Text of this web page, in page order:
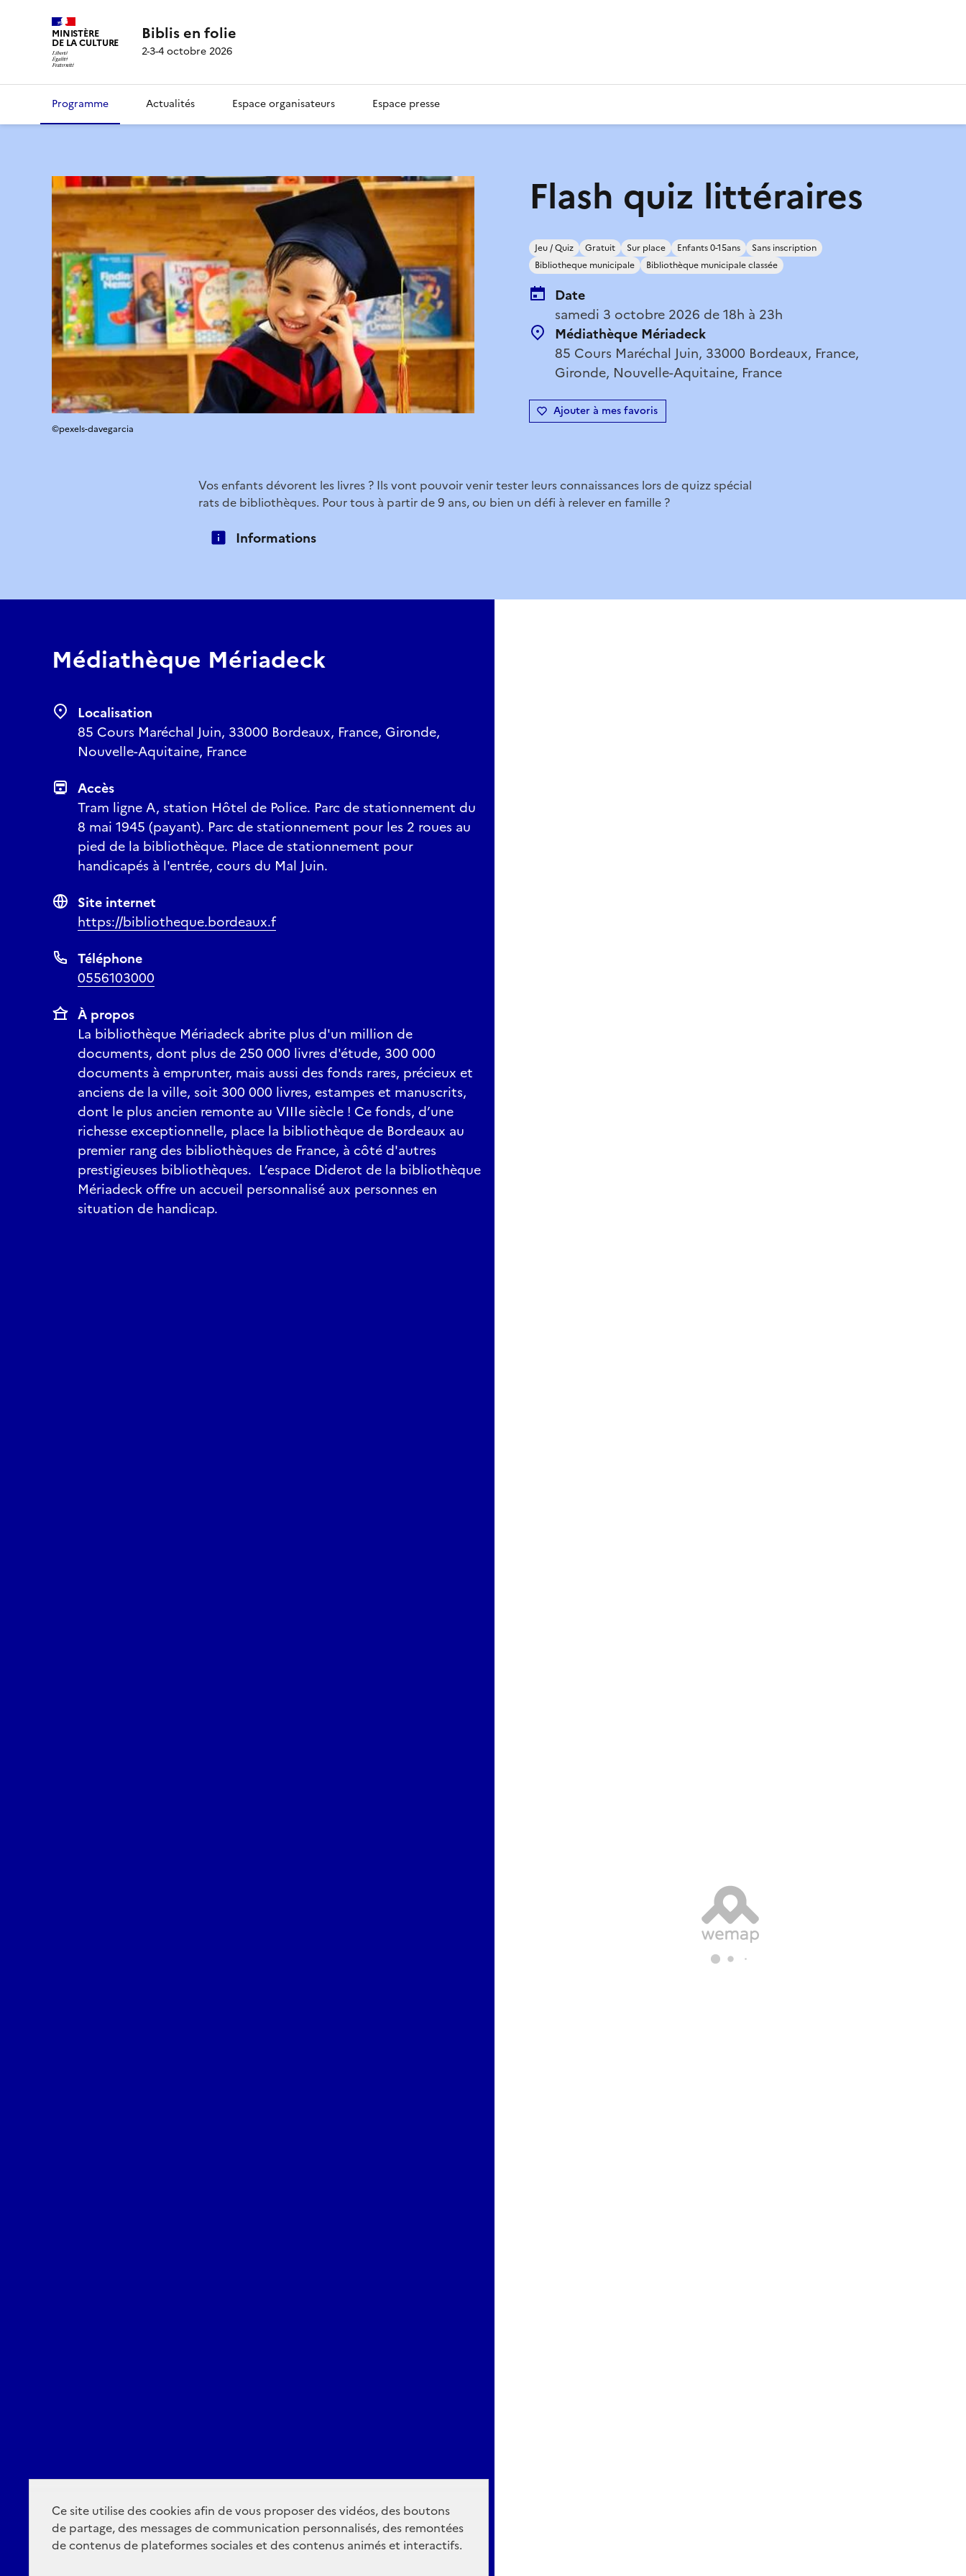
Ce site utilise des cookies afin de vous proposer des vidéos, des boutons
de partage, des messages de communication personnalisés, des remontées
de contenus de plateformes sociales et des contenus animés et interactifs.
MINISTÈRE
DE LA CULTURE Biblis en folie
2-3-4 octobre 2026
Programme Actualités Espace organisateurs Espace presse
Flash quiz littéraires
Jeu / Quiz Gratuit Sur place Enfants 0-15ans
Sans inscription
Bibliotheque municipale
Bibliothèque municipale classée
Date
samedi 3 octobre 2026 de 18h à 23h
Médiathèque Mériadeck
85 Cours Maréchal Juin, 33000 Bordeaux, France,
Gironde, Nouvelle-Aquitaine, France
Ajouter à mes favoris
©pexels-davegarcia
Vos enfants dévorent les livres ? Ils vont pouvoir venir tester leurs connaissances lors de quizz spécial
rats de bibliothèques. Pour tous à partir de 9 ans, ou bien un défi à relever en famille ?
Informations
Médiathèque Mériadeck
Localisation
85 Cours Maréchal Juin, 33000 Bordeaux, France, Gironde,
Nouvelle-Aquitaine, France
Accès
Tram ligne A, station Hôtel de Police. Parc de stationnement du
8 mai 1945 (payant). Parc de stationnement pour les 2 roues au
pied de la bibliothèque. Place de stationnement pour
handicapés à l'entrée, cours du Mal Juin.
Site internet
https://bibliotheque.bordeaux.f
Téléphone
0556103000
À propos
La bibliothèque Mériadeck abrite plus d'un million de
documents, dont plus de 250 000 livres d'étude, 300 000
documents à emprunter, mais aussi des fonds rares, précieux et
anciens de la ville, soit 300 000 livres, estampes et manuscrits,
dont le plus ancien remonte au VIIIe siècle ! Ce fonds, d’une
richesse exceptionnelle, place la bibliothèque de Bordeaux au
premier rang des bibliothèques de France, à côté d'autres
prestigieuses bibliothèques. L’espace Diderot de la bibliothèque
Mériadeck offre un accueil personnalisé aux personnes en
situation de handicap.